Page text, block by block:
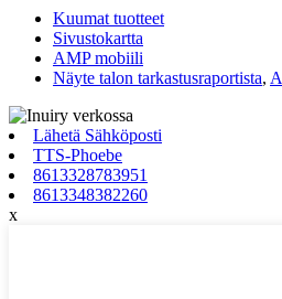
Kuumat tuotteet
Sivustokartta
AMP mobiili
Näyte talon tarkastusraportista,
Lähetä Sähköposti
TTS-Phoebe
8613328783951
8613348382260
x